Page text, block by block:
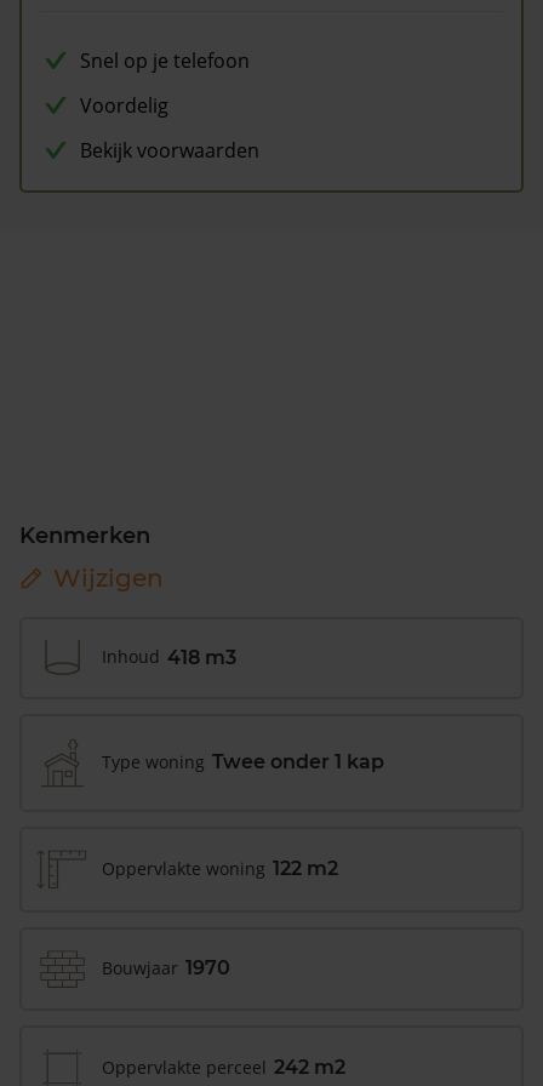
Snel op je telefoon
Voordelig
Bekijk voorwaarden
Kenmerken
Wijzigen
Inhoud 418 m3
Type woning Twee onder 1 kap
Oppervlakte woning 122 m2
Bouwjaar 1970
Oppervlakte perceel 242 m2